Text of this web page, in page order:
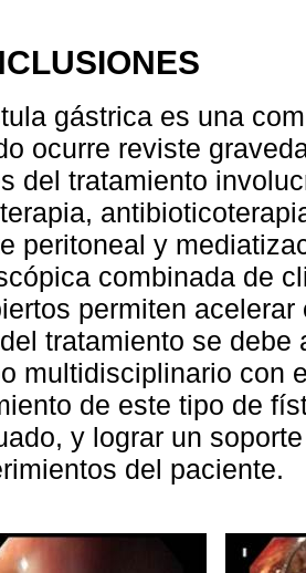
gástrica es una
ocurre reviste
del tratamiento
peritoneal y
combinada de
permiten
tratamiento se
multidisciplinario con
de este tipo de
y lograr un
del paciente.